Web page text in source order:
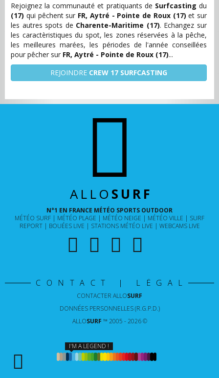
Rejoignez la communauté et pratiquants de Surfcasting du
(17) qui pêchent sur FR, Aytré - Pointe de Roux (17) et sur
les autres spots de Charente-Maritime (17). Echangez sur
les caractèristiques du spot, les zones réservées à la pêche,
les meilleures marées, les périodes de l'année conseillées
pour pêcher sur FR, Aytré - Pointe de Roux (17)...
REJOINDRE CREW 17 SURFCASTING
ALLO SURF
N°1 EN FRANCE MÉTÉO SPORTS OUTDOOR
MÉTÉO SURF
MÉTÉO PLAGE MÉTÉO NEIGE MÉTÉO VILLE
SURF
REPORT
BOUÉES LIVE STATIONS MÉTÉO LIVE WEBCAMS LIVE
CONTACT | LÉGAL
CONTACTER ALLOSURF
DONNÉES PERSONNELLES (R.G.P.D.)
ALLOSURF ™ 2005 - 2026 ©
I'M A LEGEND !